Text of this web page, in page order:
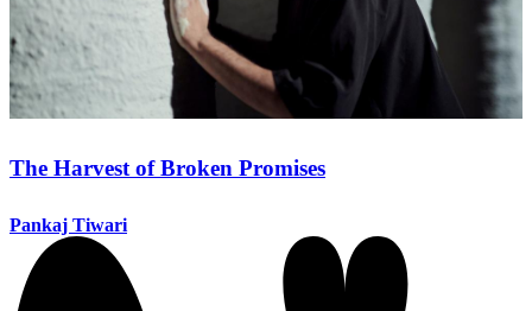
The Harvest of Broken Promises
Pankaj Tiwari